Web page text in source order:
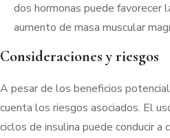
dos hormonas puede favorecer
aumento de masa muscular
Consideraciones y riesgos
A pesar de los beneficios
cuenta los riesgos asociados. El
ciclos de insulina puede conducir a